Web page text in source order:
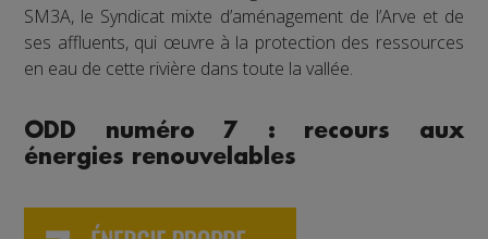
SM3A, le Syndicat mixte d’aménagement de l’Arve et de
ses affluents, qui œuvre à la protection des ressources
en eau de cette rivière dans toute la vallée.
ODD numéro 7 : recours aux
énergies renouvelables